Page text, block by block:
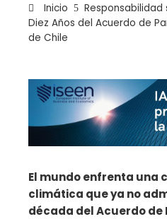
Inicio
Responsabilidad
Diez Años del Acuerdo de
de Chile
El mundo enfrenta una
climática que ya no
década del Acuerdo de